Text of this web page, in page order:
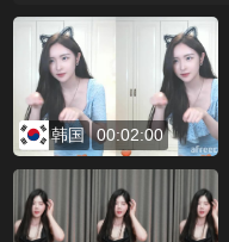
韩国 00:02:00